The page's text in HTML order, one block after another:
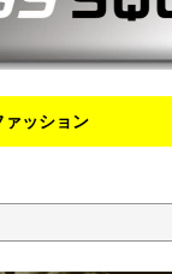
ァッション